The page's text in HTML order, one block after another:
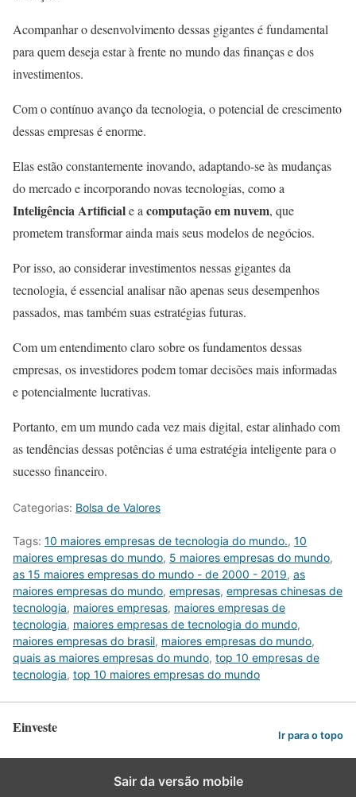
Acompanhar o desenvolvimento dessas gigantes é fundamental
para quem deseja estar à frente no mundo das finanças e dos
investimentos.
Com o contínuo avanço da tecnologia, o potencial de crescimento
dessas empresas é enorme.
Elas estão constantemente inovando, adaptando-se às mudanças
do mercado e incorporando novas tecnologias, como a
Inteligência Artificiale acomputação em nuvem, que
prometem transformar ainda mais seus modelos de negócios.
Por isso, ao considerar investimentos nessas gigantes da
tecnologia, é essencial analisar não apenas seus desempenhos
passados, mas também suas estratégias futuras.
Com um entendimento claro sobre os fundamentos dessas
empresas, os investidores podem tomar decisões mais informadas
e potencialmente lucrativas.
Portanto, em um mundo cada vez mais digital, estar alinhado com
as tendências dessas potências é uma estratégia inteligente para o
sucesso financeiro.
Categorias: Bolsa de Valores
Tags: 10 maiores empresas de tecnologia do mundo., 10
maiores empresas do mundo, 5 maiores empresas do mundo,
as 15 maiores empresas do mundo - de 2000 - 2019, as
maiores empresas do mundo, empresas, empresas chinesas de
tecnologia, maiores empresas, maiores empresas de
tecnologia, maiores empresas de tecnologia do mundo,
maiores empresas do brasil, maiores empresas do mundo,
quais as maiores empresas do mundo, top 10 empresas de
tecnologia, top 10 maiores empresas do mundo
Einveste Ir para o topo
Sair da versão mobile